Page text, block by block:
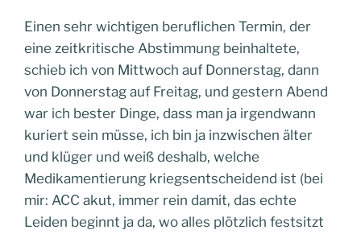
Einen sehr wichtigen beruflichen Termin, der
eine zeitkritische Abstimmung beinhaltete,
schieb ich von Mittwoch auf Donnerstag, dann
von Donnerstag auf Freitag, und gestern Abend
war ich bester Dinge, dass man ja irgendwann
kuriert sein müsse, ich bin ja inzwischen älter
und klüger und weiß deshalb, welche
Medikamentierung kriegsentscheidend ist (bei
mir: ACC akut, immer rein damit, das echte
Leiden beginnt ja da, wo alles plötzlich festsitzt